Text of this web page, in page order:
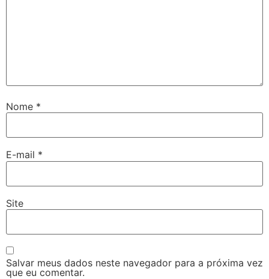
Nome *
E-mail *
Site
Salvar meus dados neste navegador para a próxima vez
que eu comentar.